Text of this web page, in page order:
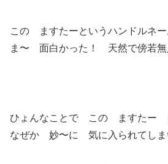
この ますたーというハンドルネ
ま〜 面白かった！ 天然で傍若無
ひょんなことで この ますたー
なぜか 妙〜に 気に入られてしま